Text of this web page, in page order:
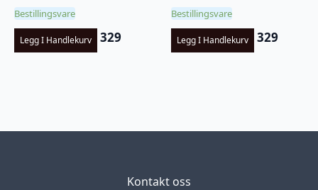
Bestillingsvare
Legg I Handlekurv 329
Bestillingsvare
Legg I Handlekurv 329
Kontakt oss